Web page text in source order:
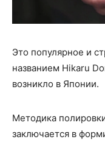
Это популярное и
названием Hikaru
возникло в Японии.
Методика
заключается в